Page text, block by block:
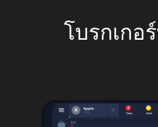
โบรกเกอ